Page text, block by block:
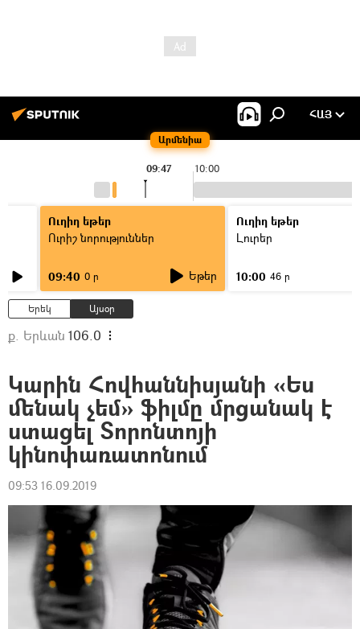
Արմենիա
ՀԱՅ
10:00
09:47
Ուղիղ եթեր
Ուրիշ նորություններ
09:40 0 ր Եթեր
Ուղիղ եթեր
Լուրեր
10:00 46 ր
Երեկ Այսօր
ք. Երևան 106.0
Կարին Հովհաննիսյանի «Ես
մենակ չեմ» ֆիլմը մրցանակ է
ստացել Տորոնտոյի
կինոփառատոնում
09:53 16.09.2019